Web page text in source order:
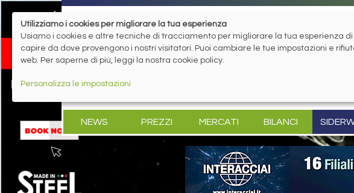
NEWS PREZZI MERCATI BILANCI
Utilizziamo i cookies per migliorare la tua esperienza
Usiamo i cookies e altre tecniche di tracciamento per migliorare la tua esperienza
capire da dove provengono i nostri visitatori. Puoi cambiare le tue impostazioni e
web. Per saperne di più, leggi la nostra cookie policy.
Personalizza le impostazioni